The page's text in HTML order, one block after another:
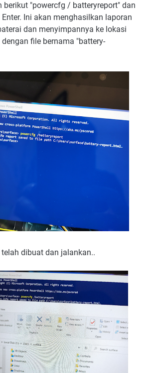
berikut "powercfg / batteryreport" dan
Ini akan menghasilkan laporan
dan menyimpannya ke lokasi
file bernama "battery-
dibuat dan jalankan..